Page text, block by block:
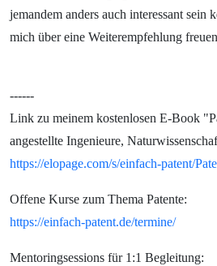
jemandem anders auch interessant sein
mich über eine Weiterempfehlung
------
Link zu meinem kostenlosen E-Book
angestellte Ingenieure,
https://elopage.com/s/einfach-patent/
Offene Kurse zum Thema Patente:
https://einfach-patent.de/termine/
Mentoringsessions für 1:1 Begleitung: